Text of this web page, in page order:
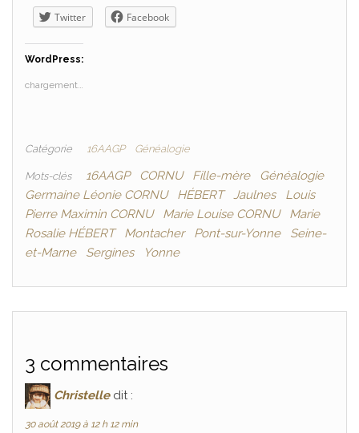
Twitter Facebook
WordPress:
chargement…
Catégorie 16AAGP Généalogie
Mots-clés 16AAGP CORNU Fille-mère
Généalogie
Germaine Léonie CORNU
HÉBERT Jaulnes
Louis
Pierre Maximin CORNU
Marie Louise CORNU
Marie
Rosalie HÉBERT
Montacher Pont-sur-Yonne
Seine-
et-Marne
Sergines Yonne
3 commentaires
Christelle dit :
30 août 2019 à 12 h 12 min